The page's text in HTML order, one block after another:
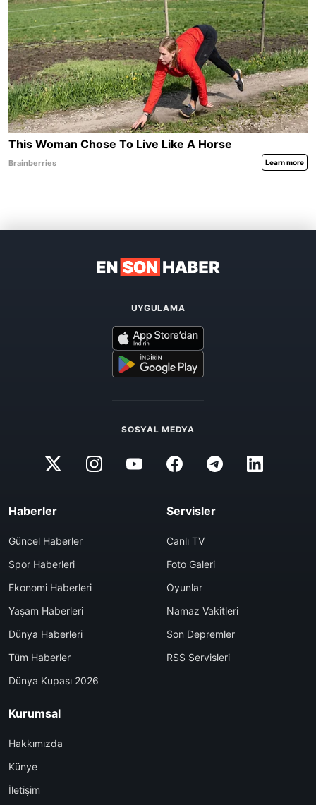
UYGULAMA
SOSYAL MEDYA
Haberler
Güncel Haberler
Spor Haberleri
Ekonomi Haberleri
Yaşam Haberleri
Dünya Haberleri
Tüm Haberler
Dünya Kupası 2026
Servisler
Canlı TV
Foto Galeri
Oyunlar
Namaz Vakitleri
Son Depremler
RSS Servisleri
Kurumsal
Hakkımızda
Künye
İletişim